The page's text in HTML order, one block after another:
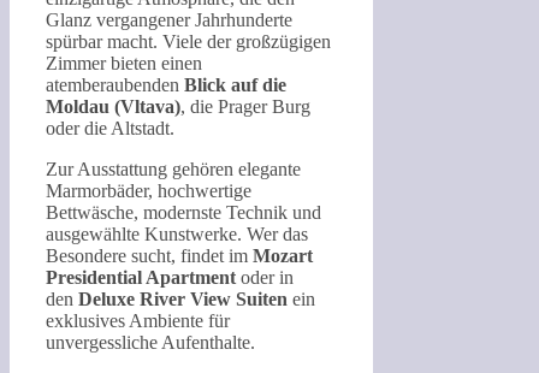
Glanz vergangener Jahrhunderte
spürbar macht. Viele der großzügigen
Zimmer bieten einen
atemberaubenden Blick auf die
Moldau (Vltava), die Prager Burg
oder die Altstadt.
Zur Ausstattung gehören elegante
Marmorbäder, hochwertige
Bettwäsche, modernste Technik und
ausgewählte Kunstwerke. Wer das
Besondere sucht, findet im Mozart
Presidential Apartment oder in
den Deluxe River View Suiten ein
exklusives Ambiente für
unvergessliche Aufenthalte.